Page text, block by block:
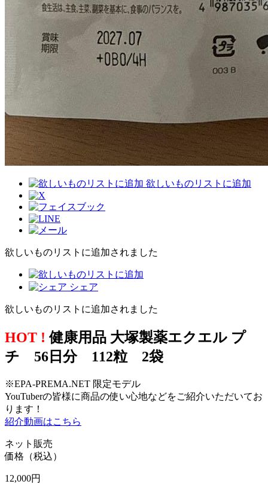
欲しいものリストに追加
欲しいものリストに追加されました
シェア
欲しいものリストに追加されました
HOT ! 健康用品 大塚製薬エクエル プ
チ 56日分 112粒 2袋
※EPA-PREMA.NET 限定モデル
YouTuberの皆様に商品の使い心地などをご紹介いただいてお
ります！
紹介動画はこちら
ネット販売
価格（税込）
12,000円